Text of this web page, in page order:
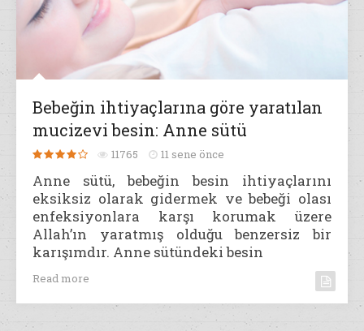
Bebeğin ihtiyaçlarına göre yaratılan
mucizevi besin: Anne sütü
11765 11 sene önce
Anne sütü, bebeğin besin ihtiyaçlarını
eksiksiz olarak gidermek ve bebeği olası
enfeksiyonlara karşı korumak üzere
Allah’ın yaratmış olduğu benzersiz bir
karışımdır. Anne sütündeki besin
Read more